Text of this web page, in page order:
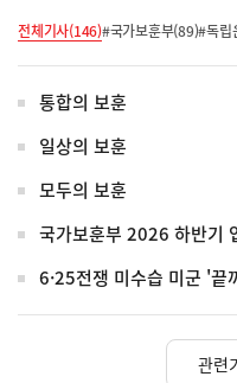
전체기사(146)#국가보훈부(89)#독립
통합의 보훈
일상의 보훈
모두의 보훈
국가보훈부 2026 하반기
6·25전쟁 미수습 미군 '
관련